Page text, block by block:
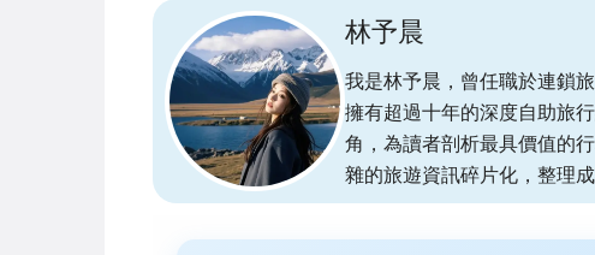
林予晨
我是林予晨，曾任職於連鎖
擁有超過十年的深度自助旅
角，為讀者剖析最具價值的
雜的旅遊資訊碎片化，整理